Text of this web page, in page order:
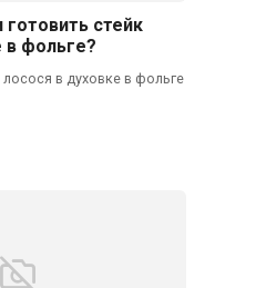
стейк
в фольге?
в духовке в фольге